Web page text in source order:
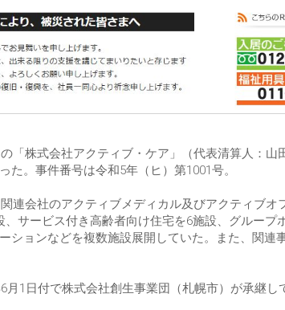
「株式会社アクティブ・ケア」（代表清算人：山
。事件番号は令和5年（ヒ）第1001号。
連会社のアクティブメディカル及びアクティブオ
サービス付き高齢者向け住宅を6施設、グループ
ションなどを複数施設展開していた。また、関連
1日付で株式会社創生事業団（札幌市）が承継し